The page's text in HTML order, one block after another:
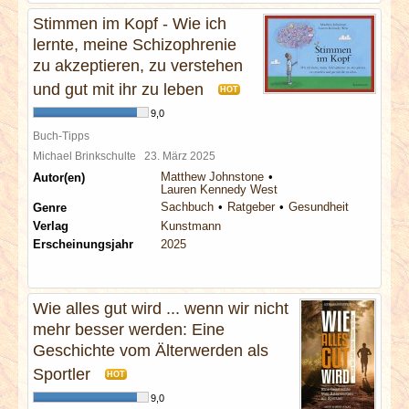
Stimmen im Kopf - Wie ich
lernte, meine Schizophrenie
zu akzeptieren, zu verstehen
und gut mit ihr zu leben
HOT
9,0
Buch-Tipps
Michael Brinkschulte 23. März 2025
Autor(en)
Matthew Johnstone
Lauren Kennedy West
Genre
Sachbuch Ratgeber
Gesundheit
Verlag
Kunstmann
Erscheinungsjahr
2025
Wie alles gut wird ... wenn wir nicht
mehr besser werden: Eine
Geschichte vom Älterwerden als
Sportler
HOT
9,0